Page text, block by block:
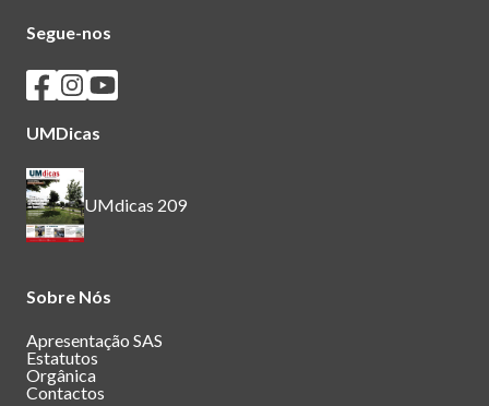
Segue-nos
Seguir os SASUM no Facebook
Seguir os SASUM no Instagram
Seguir os SASUM no Youtube
UMDicas
UMdicas 209
Sobre Nós
Apresentação SAS
Estatutos
Orgânica
Contactos